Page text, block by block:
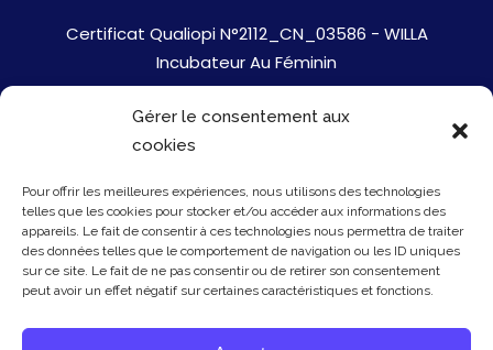
Gérer le consentement aux
cookies
Pour offrir les meilleures expériences, nous utilisons des technologies
telles que les cookies pour stocker et/ou accéder aux informations des
appareils. Le fait de consentir à ces technologies nous permettra de traiter
des données telles que le comportement de navigation ou les ID uniques
sur ce site. Le fait de ne pas consentir ou de retirer son consentement
peut avoir un effet négatif sur certaines caractéristiques et fonctions.
Certificat Qualiopi N°2112_CN_03586 - WILLA
Incubateur Au Féminin
Jobs
Mentions Légales
Politique de cookies
Presse